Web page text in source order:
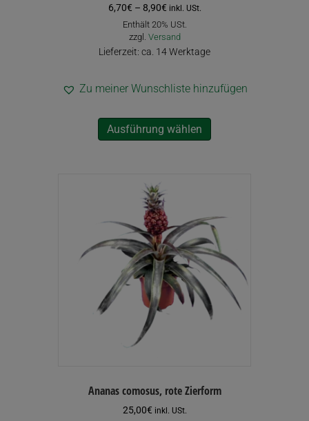
6,70€ – 8,90€Preisspanne:
6,70€
bis
8,90€
inkl. USt.
Enthält 20% USt.
zzgl. Versand
Lieferzeit: ca. 14 Werktage
Zu meiner Wunschliste hinzufügen
Ausführung wählen
Optionen
können
auf
der
Produktseite
gewählt
werden
Ananas comosus, rote Zierform
25,00€ inkl. USt.